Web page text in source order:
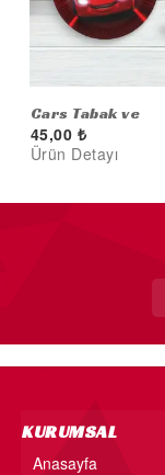
Cars Tabak ve
Bardak 8'li
45,00 ₺
Ürün Detayı
KURUMSAL
Anasayfa